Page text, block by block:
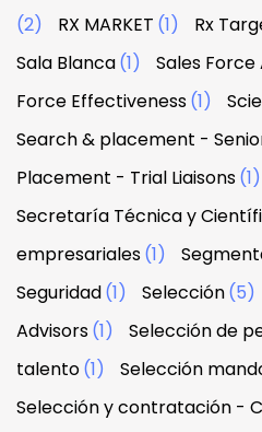
(2)
RX MARKET (1) Rx
Sala Blanca(1) Sales
Force Effectiveness(1)
Search & placement -
Placement - Trial Liaisons(1)
Secretaría Técnica y
empresariales(1)
Seguridad(1) Selección(5)
Advisors(1) Selección de
talento(1) Selección
Selección y contratación -